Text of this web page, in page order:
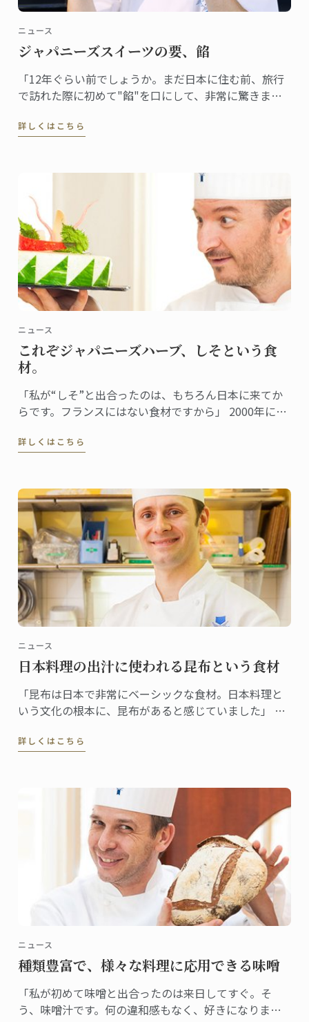
ニュース
ジャパニーズスイーツの要、餡
「12年ぐらい前でしょうか。まだ日本に住む前、旅行
で訪れた際に初めて"餡"を口にして、非常に驚きまし
ずしませんから。食感も不思議でした」
詳しくはこちら
ニュース
これぞジャパニーズハーブ、しそという食
材。
「私が“しそ”と出合ったのは、もちろん日本に来てか
らです。フランスにはない食材ですから」 2000年に来
フ。しそとは日本食を通じて出合ったという。 「珍し
詳しくはこちら
ニュース
日本料理の出汁に使われる昆布という食材
「昆布は日本で非常にベーシックな食材。日本料理と
いう文化の根本に、昆布があると感じていました」 昆
詳しくはこちら
ニュース
種類豊富で、様々な料理に応用できる味噌
「私が初めて味噌と出合ったのは来日してすぐ。そ
う、味噌汁です。何の違和感もなく、好きになりまし